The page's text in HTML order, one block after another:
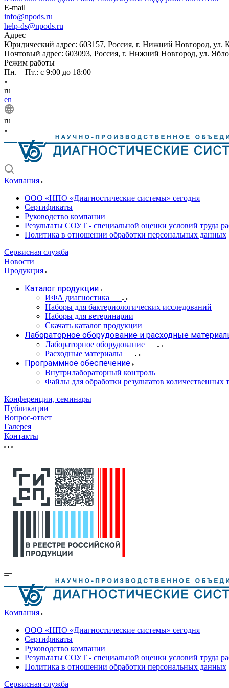
E-mail
info@npods.ru
help-ds@npods.ru
Адрес
Юридический адрес: 603157, Россия, г. Нижний Новгород, ул.
Почтовый адрес: 603093, Россия, г. Нижний Новгород, ул.
Режим работы
Пн. – Пт.: с 9:00 до 18:00
ru
en
ru
Компания
ООО «НПО «Диагностические системы» сегодня
Сертификаты
Руководство компании
Результаты СОУТ - специальной оценки условий труда
Политика в отношении обработки персональных данных
Сервисная служба
Новости
Продукция
Каталог продукции
ИФА диагностика
Наборы для бактериологических исследований
Наборы для ветеринарии
Скачать каталог продукции
Лабораторное оборудование и расходные
Лабораторное оборудование
Расходные материалы
Программное обеспечение
Внутрилабораторный контроль
Файлы для обработки результатов количественных
Конференции, семинары
Публикации
Вопрос-ответ
Галерея
Контакты
Компания
ООО «НПО «Диагностические системы» сегодня
Сертификаты
Руководство компании
Результаты СОУТ - специальной оценки условий труда
Политика в отношении обработки персональных данных
Сервисная служба